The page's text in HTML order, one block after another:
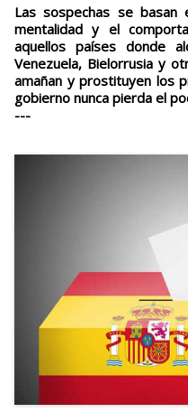
Las sospechas se basan
mentalidad y el
aquellos países donde
Venezuela, Bielorrusia y
amañan y prostituyen los
gobierno nunca pierda el
---